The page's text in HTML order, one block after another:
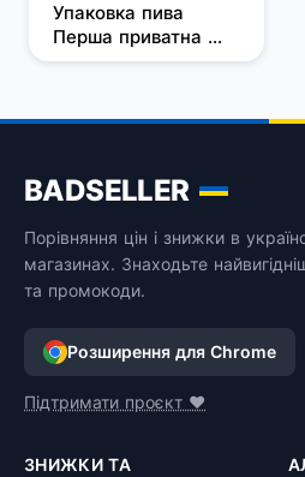
Упаковка пива
Перша приватна
броварня Бочкове
BADSELLER
Порівняння цін і знижки в
магазинах. Знаходьте
та промокоди.
Розширення для Chrome
Підтримати проєкт ❤️
ЗНИЖКИ ТА